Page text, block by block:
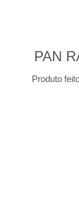
PAN
Produto